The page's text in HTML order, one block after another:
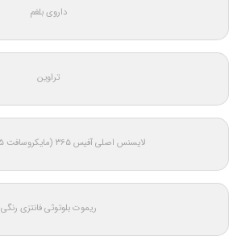
داروی بلغم
تراوین
لایسنس اصلی آفیس ۳۶۵ (مایکروسافت ۳۶۵) اورجینال
ریموت بلوتوثی فانتزی رنگی